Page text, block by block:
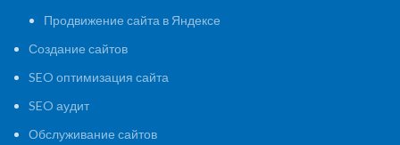
Продвижение сайта в Яндексе
Создание сайтов
SEO оптимизация сайта
SEO аудит
Обслуживание сайтов